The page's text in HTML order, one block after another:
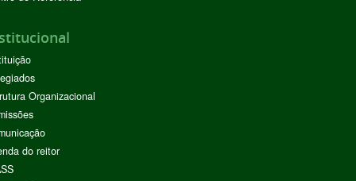
Organizacional
do reitor